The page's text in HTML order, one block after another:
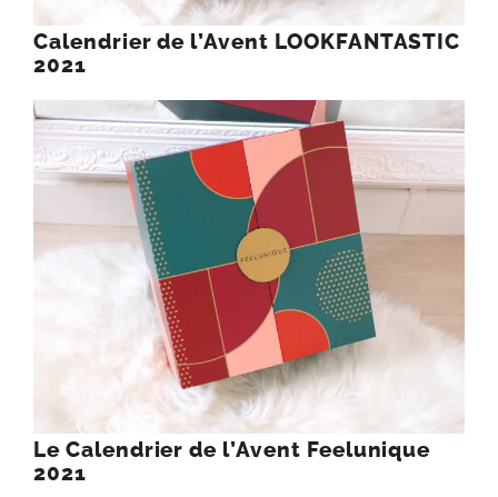
Calendrier de l’Avent LOOKFANTASTIC
2021
Le Calendrier de l’Avent Feelunique
2021